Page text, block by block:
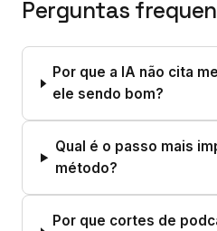
Perguntas
Por que a IA não cita
ele sendo bom?
Qual é o passo mais
método?
Por que cortes de